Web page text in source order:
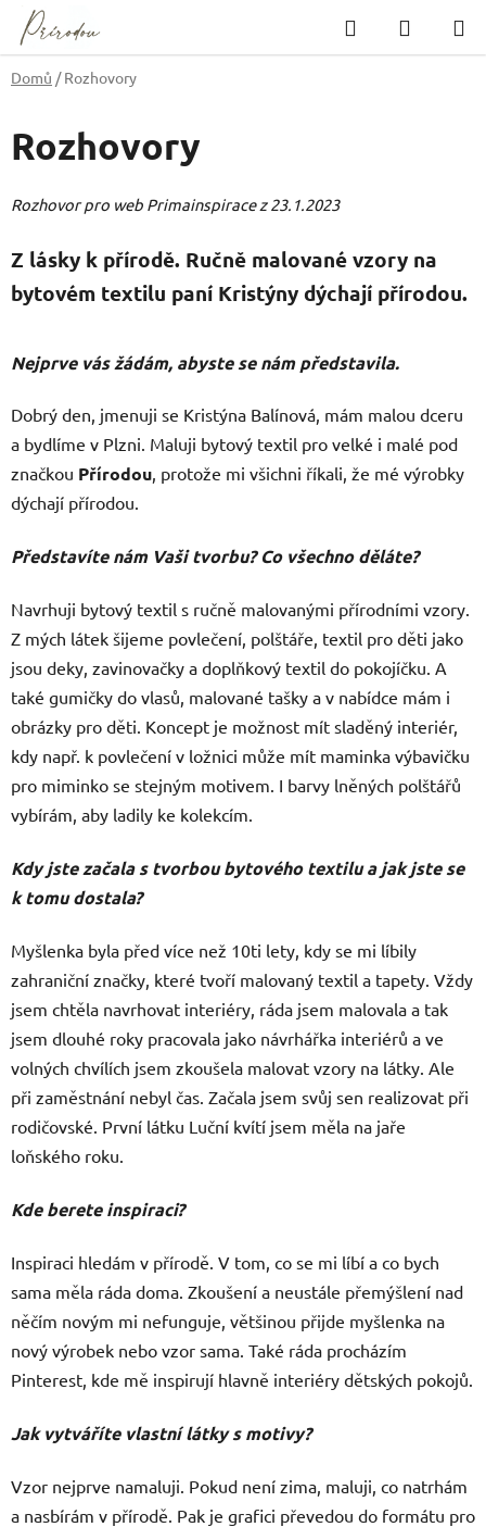
Přejít
obsah
Hledat
KOŠÍK
Domů / Rozhovory
Rozhovory
Rozhovor pro web Primainspirace z 23.1.2023
Z lásky k přírodě. Ručně malované vzory na
bytovém textilu paní Kristýny dýchají přírodou.
Nejprve vás žádám, abyste se nám představila.
Dobrý den, jmenuji se Kristýna Balínová, mám malou dceru
a bydlíme v Plzni. Maluji bytový textil pro velké i malé pod
značkou Přírodou , protože mi všichni říkali, že mé výrobky
dýchají přírodou.
Představíte nám Vaši tvorbu? Co všechno děláte?
Navrhuji bytový textil s ručně malovanými přírodními vzory.
Z mých látek šijeme povlečení, polštáře, textil pro děti jako
jsou deky, zavinovačky a doplňkový textil do pokojíčku. A
také gumičky do vlasů, malované tašky a v nabídce mám i
obrázky pro děti. Koncept je možnost mít sladěný interiér,
kdy např. k povlečení v ložnici může mít maminka výbavičku
pro miminko se stejným motivem. I barvy lněných polštářů
vybírám, aby ladily ke kolekcím.
Kdy jste začala s tvorbou bytového textilu a jak jste se
k tomu dostala?
Myšlenka byla před více než 10ti lety, kdy se mi líbily
zahraniční značky, které tvoří malovaný textil a tapety. Vždy
jsem chtěla navrhovat interiéry, ráda jsem malovala a tak
jsem dlouhé roky pracovala jako návrhářka interiérů a ve
volných chvílích jsem zkoušela malovat vzory na látky. Ale
při zaměstnání nebyl čas. Začala jsem svůj sen realizovat při
rodičovské. První látku Luční kvítí jsem měla na jaře
loňského roku.
Kde berete inspiraci?
Inspiraci hledám v přírodě. V tom, co se mi líbí a co bych
sama měla ráda doma. Zkoušení a neustále přemýšlení nad
něčím novým mi nefunguje, většinou přijde myšlenka na
nový výrobek nebo vzor sama. Také ráda procházím
Pinterest, kde mě inspirují hlavně interiéry dětských pokojů.
Jak vytváříte vlastní látky s motivy?
Vzor nejprve namaluji. Pokud není zima, maluji, co natrhám
a nasbírám v přírodě. Pak je grafici převedou do formátu pro